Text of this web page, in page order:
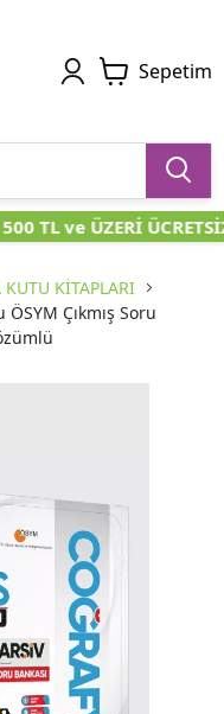
Sepetim
500 TL ve ÜZERİ
KUTU KİTAPLARI
ÖSYM Çıkmış Soru